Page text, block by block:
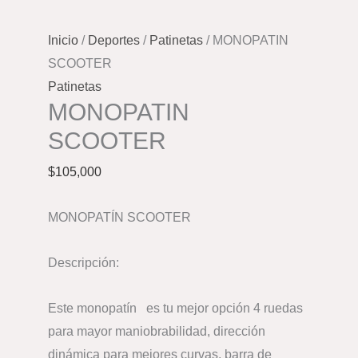
Inicio / Deportes / Patinetas / MONOPATIN
SCOOTER
Patinetas
MONOPATIN
SCOOTER
$105,000
MONOPATÍN SCOOTER
Descripción:
Este monopatín es tu mejor opción 4 ruedas
para mayor maniobrabilidad, dirección
dinámica para mejores curvas, barra de